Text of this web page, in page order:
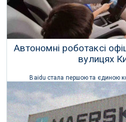
Автономні роботаксі
вулицях
Baidu стала першою та єдиною
населенню в Китаї повністю
водія-людини у
10 Серпня